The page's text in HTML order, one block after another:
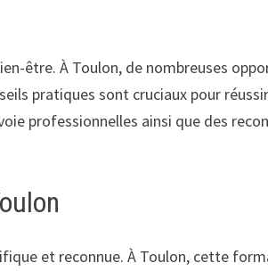
être. À Toulon, de nombreuses
pratiques sont cruciaux pour
professionnelles ainsi que des
et reconnue. À Toulon, cette